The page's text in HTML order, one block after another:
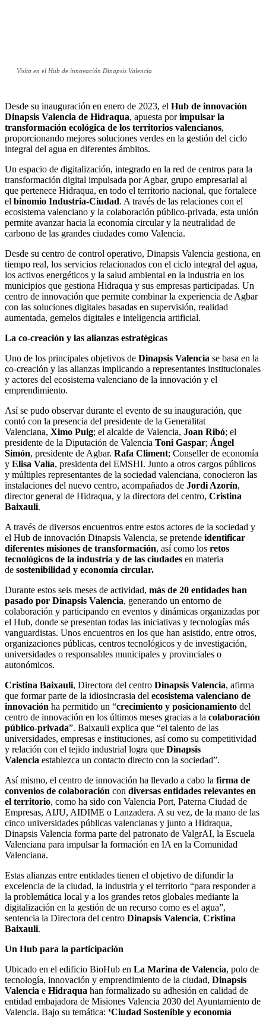
Visita en el Hub de innovación Dinapsis Valencia
Desde su inauguración en enero de 2023, el Hub de innovación
Dinapsis Valencia de Hidraqua, apuesta porimpulsar la
transformación ecológica de los territorios valencianos,
proporcionando mejores soluciones verdes en la gestión del ciclo
integral del agua en diferentes ámbitos.
Un espacio de digitalización, integrado en la red de centros para la
transformación digital impulsada por Agbar, grupo empresarial al
que pertenece Hidraqua, en todo el territorio nacional, que fortalece
el binomio Industria-Ciudad. A través de las relaciones con el
ecosistema valenciano y la colaboración público-privada, esta unión
permite avanzar hacia la economía circular y la neutralidad de
carbono de las grandes ciudades como Valencia.
Desde su centro de control operativo, Dinapsis Valencia gestiona, en
tiempo real, los servicios relacionados con el ciclo integral del agua,
los activos energéticos y la salud ambiental en la industria en los
municipios que gestiona Hidraqua y sus empresas participadas. Un
centro de innovación que permite combinar la experiencia de Agbar
con las soluciones digitales basadas en supervisión, realidad
aumentada, gemelos digitales e inteligencia artificial.
La co-creación y las alianzas estratégicas
Uno de los principales objetivos de Dinapsis Valencia se basa en la
co-creación y las alianzas implicando a representantes institucionales
y actores del ecosistema valenciano de la innovación y el
emprendimiento.
Así se pudo observar durante el evento de su inauguración, que
contó con la presencia del presidente de la Generalitat
Valenciana, Ximo Puig; el alcalde de Valencia, Joan Ribó; el
presidente de la Diputación de Valencia Toni Gaspar; Ángel
Simón, presidente de Agbar. Rafa Climent; Conseller de economía
y Elisa Valía, presidenta del EMSHI. Junto a otros cargos públicos
y múltiples representantes de la sociedad valenciana, conocieron las
instalaciones del nuevo centro, acompañados de Jordi Azorín,
director general de Hidraqua, y la directora del centro, Cristina
Baixauli.
A través de diversos encuentros entre estos actores de la sociedad y
el Hub de innovación Dinapsis Valencia, se pretende identificar
diferentes misiones de transformación, así como los retos
tecnológicos de la industria y de las ciudades en materia
de sostenibilidad y economía circular.
Durante estos seis meses de actividad, más de 20 entidades han
pasado por Dinapsis Valencia, generando un entorno de
colaboración y participando en eventos y dinámicas organizadas por
el Hub, donde se presentan todas las iniciativas y tecnologías más
vanguardistas. Unos encuentros en los que han asistido, entre otros,
organizaciones públicas, centros tecnológicos y de investigación,
universidades o responsables municipales y provinciales o
autonómicos.
Cristina Baixauli, Directora del centro Dinapsis Valencia, afirma
que formar parte de la idiosincrasia del ecosistema valenciano de
innovación ha permitido un “crecimiento y posicionamiento del
centro de innovación en los últimos meses gracias a la colaboración
público-privada”. Baixauli explica que “el talento de las
universidades, empresas e instituciones, así como su competitividad
y relación con el tejido industrial logra que Dinapsis
Valencia establezca un contacto directo con la sociedad”.
Así mismo, el centro de innovación ha llevado a cabo la firma de
convenios de colaboración con diversas entidades relevantes en
el territorio, como ha sido con Valencia Port, Paterna Ciudad de
Empresas, AIJU, AIDIME o Lanzadera. A su vez, de la mano de las
cinco universidades públicas valencianas y junto a Hidraqua,
Dinapsis Valencia forma parte del patronato de ValgrAI, la Escuela
Valenciana para impulsar la formación en IA en la Comunidad
Valenciana.
Estas alianzas entre entidades tienen el objetivo de difundir la
excelencia de la ciudad, la industria y el territorio “para responder a
la problemática local y a los grandes retos globales mediante la
digitalización en la gestión de un recurso como es el agua”,
sentencia la Directora del centro Dinapsis Valencia, Cristina
Baixauli.
Un Hub para la participación
Ubicado en el edificio BioHub en La Marina de Valencia, polo de
tecnología, innovación y emprendimiento de la ciudad, Dinapsis
Valencia e Hidraqua han formalizado su adhesión en calidad de
entidad embajadora de Misiones Valencia 2030 del Ayuntamiento de
Valencia. Bajo su temática: ‘Ciudad Sostenible y economía